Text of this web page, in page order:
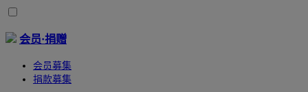
会员·捐赠
会员募集
捐款募集